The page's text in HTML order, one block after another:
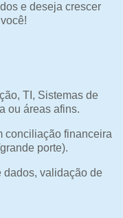
e deseja crescer
TI, Sistemas de
ou áreas afins.
conciliação financeira
porte).
dados, validação de